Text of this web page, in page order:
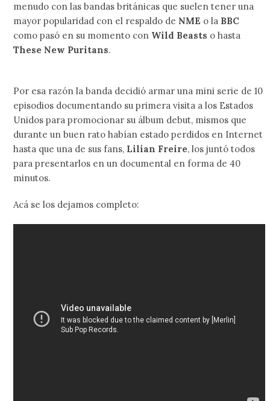
menudo con las bandas británicas que suelen tener una
mayor popularidad con el respaldo de NME o la BBC
como pasó en su momento con Wild Beasts o hasta
These New Puritans.
Por esa razón la banda decidió armar una mini serie de 10
episodios documentando su primera visita a los Estados
Unidos para promocionar su álbum debut, mismos que
durante un buen rato habían estado perdidos en Internet
hasta que una de sus fans, Lilian Freire, los juntó todos
para presentarlos en un documental en forma de 40
minutos.
Acá se los dejamos completo: